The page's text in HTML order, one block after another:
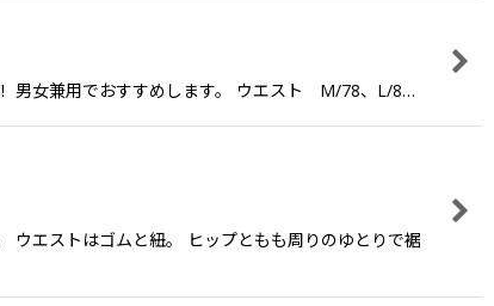
男女兼用でおすすめします。 ウエスト M/78、L/8…
エストはゴムと紐。 ヒップともも周りのゆとりで裾